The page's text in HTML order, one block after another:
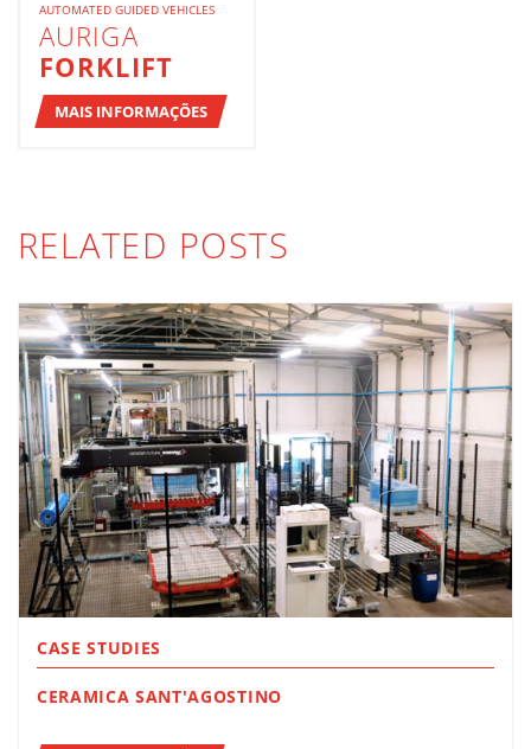
AUTOMATED GUIDED VEHICLES
AURIGA
FORKLIFT
MAIS INFORMAÇÕES
RELATED POSTS
CASE STUDIES
CERAMICA SANT'AGOSTINO